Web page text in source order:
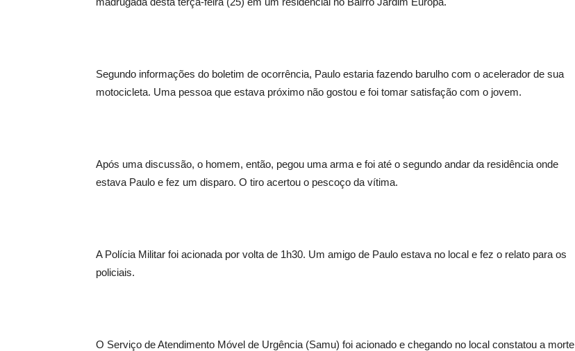
Segundo informações do boletim de ocorrência, Paulo estaria fazendo barulho com o acelerador de sua
motocicleta. Uma pessoa que estava próximo não gostou e foi tomar satisfação com o jovem.
Após uma discussão, o homem, então, pegou uma arma e foi até o segundo andar da residência onde
estava Paulo e fez um disparo. O tiro acertou o pescoço da vítima.
A Polícia Militar foi acionada por volta de 1h30. Um amigo de Paulo estava no local e fez o relato para os
policiais.
O Serviço de Atendimento Móvel de Urgência (Samu) foi acionado e chegando no local constatou a morte